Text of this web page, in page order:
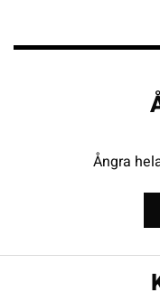
Ångra